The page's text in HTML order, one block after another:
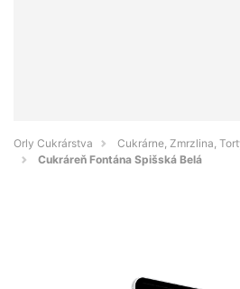
Orly Cukrárstva
Cukrárne, Zmrzlina,
Cukráreň Fontána Spišská Belá